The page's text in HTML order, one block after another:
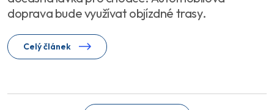
doprava bude využívat objízdné trasy.
Celý článek